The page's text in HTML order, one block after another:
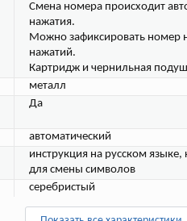
Смена номера происходит
нажатия.
Можно зафиксировать номер
нажатий.
Картридж и чернильная
металл
Да
автоматический
инструкция на русском
для смены символов
серебристый